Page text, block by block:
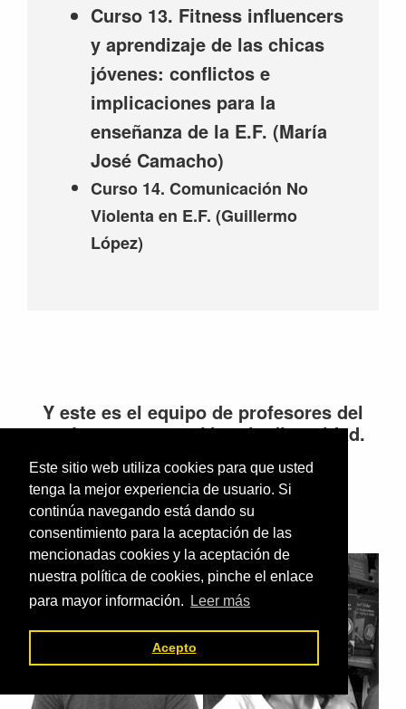
Este sitio web utiliza cookies para que usted
tenga la mejor experiencia de usuario. Si
continúa navegando está dando su
consentimiento para la aceptación de las
mencionadas cookies y la aceptación de
nuestra política de cookies, pinche el enlace
para mayor información.
Leer más
Acepto
Curso 13. Fitness influencers
y aprendizaje de las chicas
jóvenes: conflictos e
implicaciones para la
enseñanza de la E.F. (María
José Camacho)
Curso 14. Comunicación No
Violenta en E.F. (Guillermo
López)
Y este es el equipo de profesores del
«máster» en atención a la diversidad.